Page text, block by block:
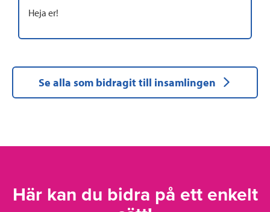
Heja er!
Se alla som bidragit till insamlingen
Här kan du bidra på ett enkelt